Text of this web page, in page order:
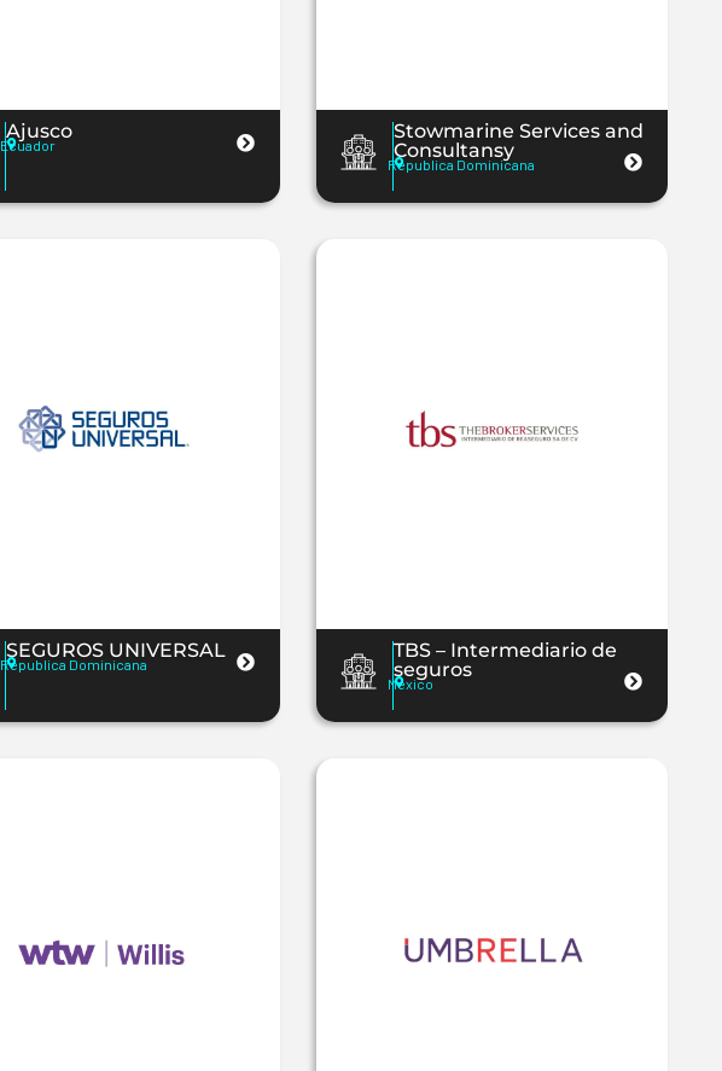
Ajusco
Ecuador
Stowmarine Services and
Consultansy
Republica Dominicana
SEGUROS UNIVERSAL
Republica Dominicana
TBS – Intermediario de
seguros
Mexico